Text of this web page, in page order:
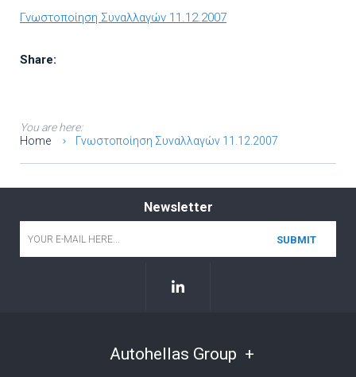
Γνωστοποίηση Συναλλαγών 11.12.2007
Share:
You are here:
Home
Γνωστοποίηση Συναλλαγών 11.12.2007
Newsletter
Autohellas Group